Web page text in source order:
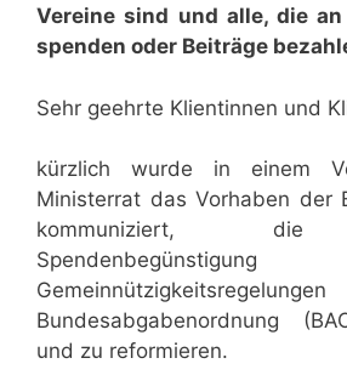
Vereine sind und alle, die
spenden oder Beiträge
Sehr geehrte Klientinnen und
kürzlich wurde in einem
Ministerrat das Vorhaben der
kommuniziert, die
Bundesabgabenordnung
und zu reformieren.